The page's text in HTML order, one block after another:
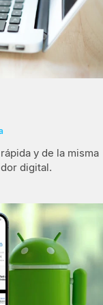
y de la misma
digital.